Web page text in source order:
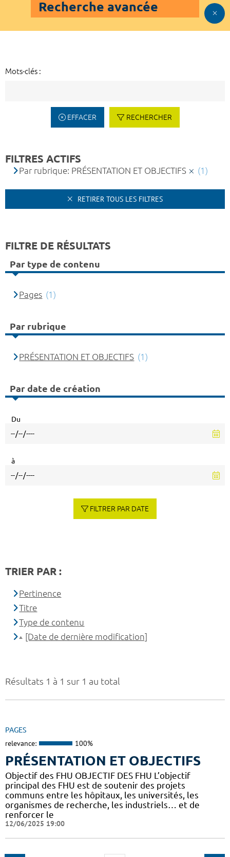
Recherche avancée
Mots-clés :
EFFACER RECHERCHER
Résultats 1 à 1 sur 1 au total
PAGES
relevance: 100%
PRÉSENTATION ET OBJECTIFS
Objectif des FHU OBJECTIF DES FHU L’objectif
principal des FHU est de soutenir des projets
communs entre les hôpitaux, les universités, les
organismes de recherche, les industriels… et de
renforcer le
12/06/2025 19:00
FILTRES ACTIFS
Par rubrique: PRÉSENTATION ET OBJECTIFS (1)
RETIRER TOUS LES FILTRES
FILTRE DE RÉSULTATS
Par type de contenu
Pages (1)
Par rubrique
PRÉSENTATION ET OBJECTIFS (1)
Par date de création
Du
à
FILTRER PAR DATE
TRIER PAR :
Pertinence
Titre
Type de contenu
[Date de dernière modification]